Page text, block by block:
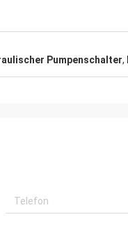
Pumpenschalter,